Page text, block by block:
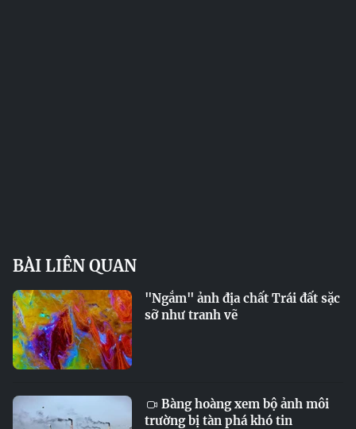
BÀI LIÊN QUAN
"Ngắm" ảnh địa chất Trái đất sặc
sỡ như tranh vẽ
Bàng hoàng xem bộ ảnh môi
trường bị tàn phá khó tin